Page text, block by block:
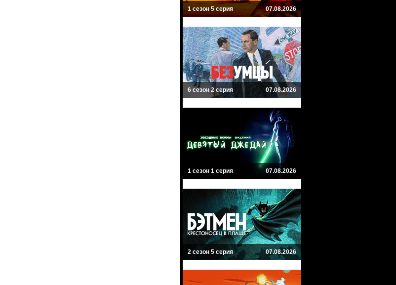
1 сезон 5 серия 07.08.2026
6 сезон 2 серия 07.08.2026
1 сезон 1 серия 07.08.2026
2 сезон 5 серия 07.08.2026